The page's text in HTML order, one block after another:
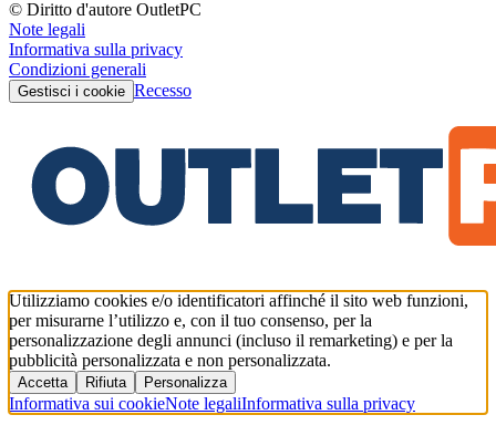
© Diritto d'autore OutletPC
Note legali
Informativa sulla privacy
Condizioni generali
Gestisci i cookie Recesso
Utilizziamo cookies e/o identificatori affinché il sito web funzioni,
per misurarne l’utilizzo e, con il tuo consenso, per la
personalizzazione degli annunci (incluso il remarketing) e per la
pubblicità personalizzata e non personalizzata.
Accetta Rifiuta Personalizza
Informativa sui cookieNote legaliInformativa sulla privacy